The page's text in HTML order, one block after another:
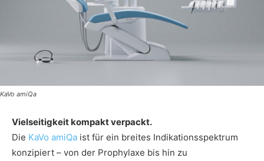
KaVo amiQa
Vielseitigkeit kompakt verpackt.
Die KaVo amiQa ist für ein breites Indikationsspektrum
konzipiert – von der Prophylaxe bis hin zu